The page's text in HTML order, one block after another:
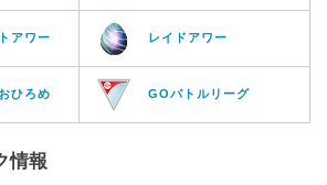
アワー レイドアワー
ひろめ GOバトルリーグ
情報